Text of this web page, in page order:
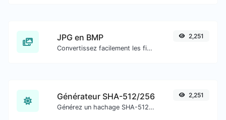
JPG en BMP
Convertissez facilement les fichiers image JPG en BMP.
2,251
Générateur SHA-512/256
Générez un hachage SHA-512/256 pour toute entrée de chaîne.
2,251